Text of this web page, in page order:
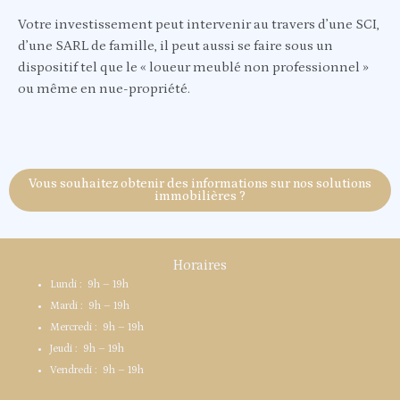
Votre investissement peut intervenir au travers d’une SCI,
d’une SARL de famille, il peut aussi se faire sous un
dispositif tel que le « loueur meublé non professionnel »
ou même en nue-propriété.
Vous souhaitez obtenir des informations sur nos solutions
immobilières ?
Horaires
Lundi : 9h – 19h
Mardi : 9h – 19h
Mercredi : 9h – 19h
Jeudi : 9h – 19h
Vendredi : 9h – 19h